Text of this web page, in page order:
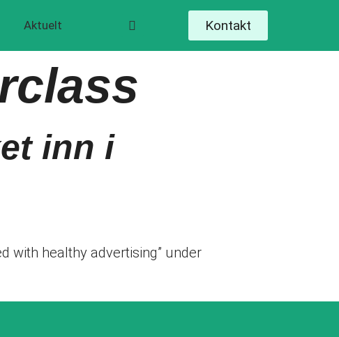
Aktuelt Kontakt
inn i
with healthy advertising” under